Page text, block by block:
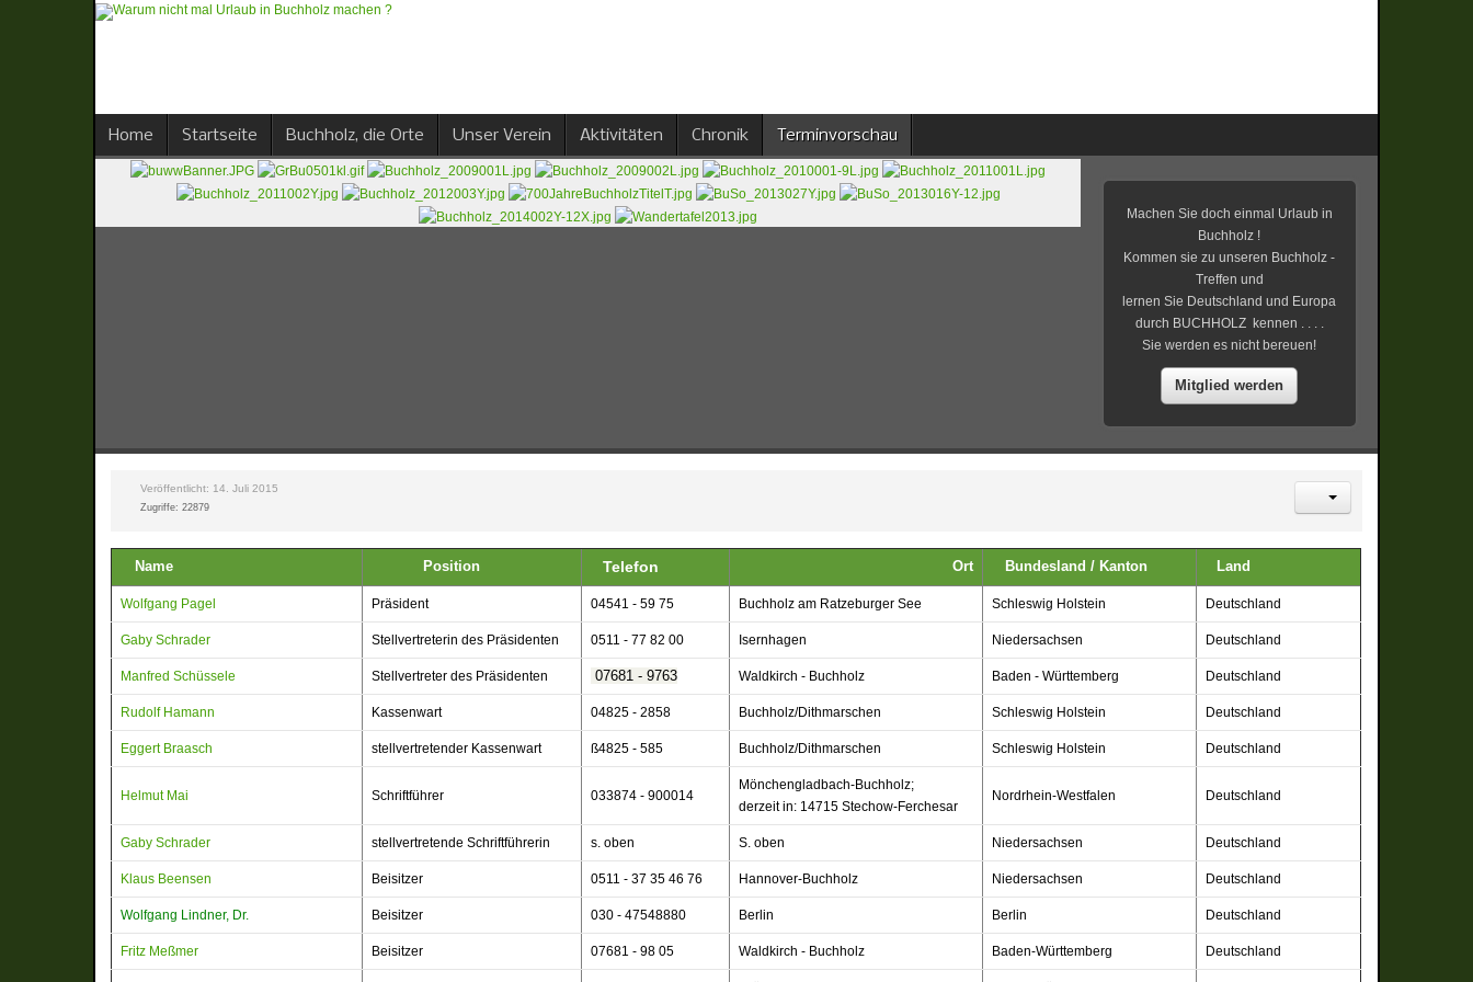
Home Startseite Buchholz, die Orte Unser Verein Aktivitäten Chronik Terminvorschau
Machen Sie doch einmal Urlaub in
Buchholz !
Kommen sie zu unseren Buchholz -
Treffen und
lernen Sie Deutschland und Europa
durch BUCHHOLZ kennen . . . .
Sie werden es nicht bereuen!
Mitglied werden
Veröffentlicht: 14. Juli 2015
Zugriffe: 22879
Name Position Telefon Ort Bundesland / Kanton Land
Wolfgang Pagel Präsident 04541 - 59 75 Buchholz am Ratzeburger See Schleswig Holstein Deutschland
Gaby Schrader Stellvertreterin des Präsidenten 0511 - 77 82 00 Isernhagen Niedersachsen Deutschland
Manfred Schüssele Stellvertreter des Präsidenten 07681 - 9763 Waldkirch - Buchholz Baden - Württemberg Deutschland
Rudolf Hamann Kassenwart 04825 - 2858 Buchholz/Dithmarschen Schleswig Holstein Deutschland
Eggert Braasch stellvertretender Kassenwart ß4825 - 585 Buchholz/Dithmarschen Schleswig Holstein Deutschland
Helmut Mai Schriftführer 033874 - 900014
Mönchengladbach-Buchholz;
derzeit in: 14715 Stechow-Ferchesar
Nordrhein-Westfalen Deutschland
Gaby Schrader stellvertretende Schriftführerin s. oben S. oben Niedersachsen Deutschland
Klaus Beensen Beisitzer 0511 - 37 35 46 76 Hannover-Buchholz Niedersachsen Deutschland
Wolfgang Lindner, Dr. Beisitzer 030 - 47548880 Berlin Berlin Deutschland
Fritz Meßmer Beisitzer 07681 - 98 05 Waldkirch - Buchholz Baden-Württemberg Deutschland